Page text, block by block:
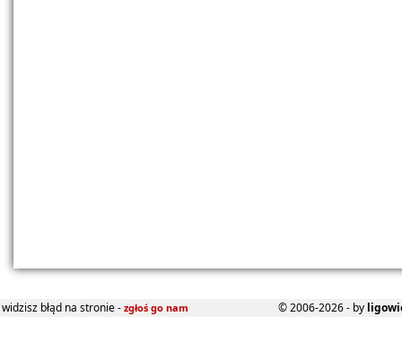
widzisz błąd na stronie - zgłoś go nam © 2006-2026 - by